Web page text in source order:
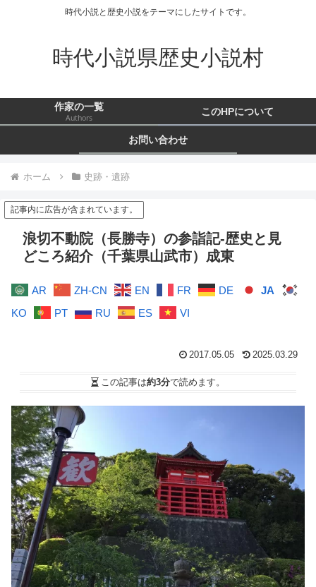
時代小説と歴史小説をテーマにしたサイトです。
時代小説県歴史小説村
作家の一覧
Authors
このHPについて
お問い合わせ
ホーム 史跡・遺跡
記事内に広告が含まれています。
浪切不動院（長勝寺）の参詣記-歴史と見
どころ紹介（千葉県山武市）成東
AR ZH-CN EN FR DE
JA
KO
PT RU ES VI
2017.05.05 2025.03.29
この記事は約3分で読めます。